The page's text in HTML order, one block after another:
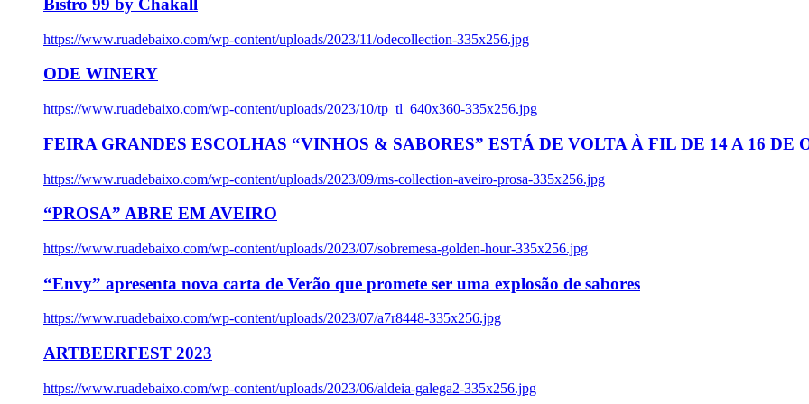
Bistro 99 by Chakall
https://www.ruadebaixo.com/wp-content/uploads/2023/11/odecollection-335x256.jpg
ODE WINERY
https://www.ruadebaixo.com/wp-content/uploads/2023/10/tp_tl_640x360-335x256.jpg
FEIRA GRANDES ESCOLHAS “VINHOS & SABORES” ESTÁ DE VOLTA À FIL DE 14 A 16 DE
https://www.ruadebaixo.com/wp-content/uploads/2023/09/ms-collection-aveiro-prosa-335x256.jpg
“PROSA” ABRE EM AVEIRO
https://www.ruadebaixo.com/wp-content/uploads/2023/07/sobremesa-golden-hour-335x256.jpg
“Envy” apresenta nova carta de Verão que promete ser uma explosão de sabores
https://www.ruadebaixo.com/wp-content/uploads/2023/07/a7r8448-335x256.jpg
ARTBEERFEST 2023
https://www.ruadebaixo.com/wp-content/uploads/2023/06/aldeia-galega2-335x256.jpg